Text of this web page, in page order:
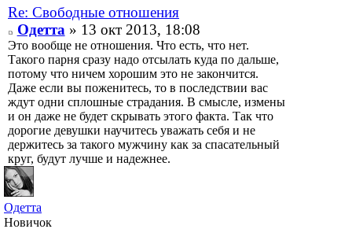
Re: Свободные отношения
Одетта» 13 окт 2013, 18:08
Это вообще не отношения. Что есть, что нет.
Такого парня сразу надо отсылать куда по дальше,
потому что ничем хорошим это не закончится.
Даже если вы поженитесь, то в последствии вас
ждут одни сплошные страдания. В смысле, измены
и он даже не будет скрывать этого факта. Так что
дорогие девушки научитесь уважать себя и не
держитесь за такого мужчину как за спасательный
круг, будут лучше и надежнее.
Одетта
Новичок